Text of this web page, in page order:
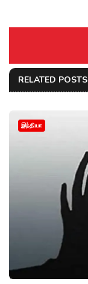
RELATED POSTS
இந்தியா